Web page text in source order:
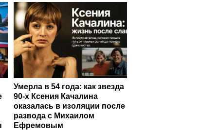
Умерла в 54 года: как звезда
90-х Ксения Качалина
оказалась в изоляции после
развода с Михаилом
Ефремовым